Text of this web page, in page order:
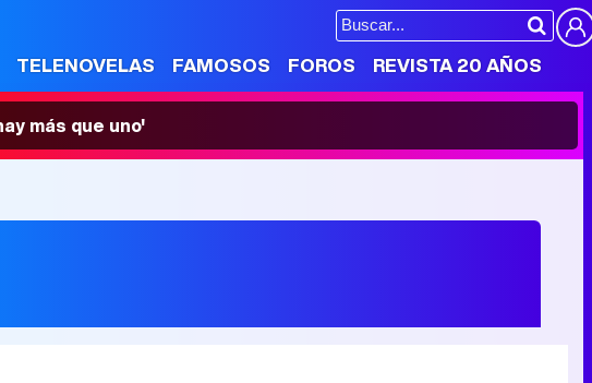
TELENOVELAS FAMOSOS FOROS REVISTA 20 AÑOS
más que uno'